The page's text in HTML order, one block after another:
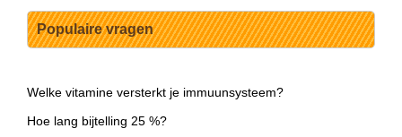
Populaire vragen
Welke vitamine versterkt je immuunsysteem?
Hoe lang bijtelling 25 %?